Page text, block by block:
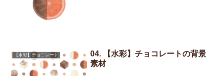
【水彩】チョコレート
04. 【水彩】チョコレートの背景
素材